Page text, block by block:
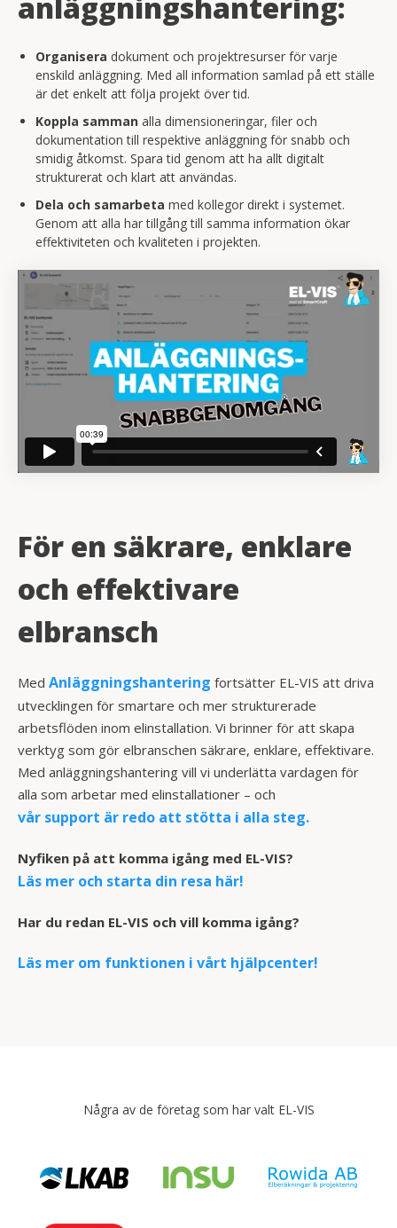
Organisera dokument och projektresurser för varje
enskild anläggning. Med all information samlad på ett ställe
är det enkelt att följa projekt över tid.
Koppla samman alla dimensioneringar, filer och
dokumentation till respektive anläggning för snabb och
smidig åtkomst. Spara tid genom att ha allt digitalt
strukturerat och klart att användas.
Dela och samarbeta med kollegor direkt i systemet.
Genom att alla har tillgång till samma information ökar
effektiviteten och kvaliteten i projekten.
För en säkrare, enklare
och effektivare
elbransch
Med Anläggningshantering fortsätter EL-VIS att driva
utvecklingen för smartare och mer strukturerade
arbetsflöden inom elinstallation. Vi brinner för att skapa
verktyg som gör elbranschen säkrare, enklare, effektivare.
Med anläggningshantering vill vi underlätta vardagen för
alla som arbetar med elinstallationer – och
vår support är redo att stötta i alla steg.
Nyfiken på att komma igång med EL-VIS?
Läs mer och starta din resa här!
Har du redan EL-VIS och vill komma igång?
Läs mer om funktionen i vårt hjälpcenter!
Några av de företag som har valt EL-VIS